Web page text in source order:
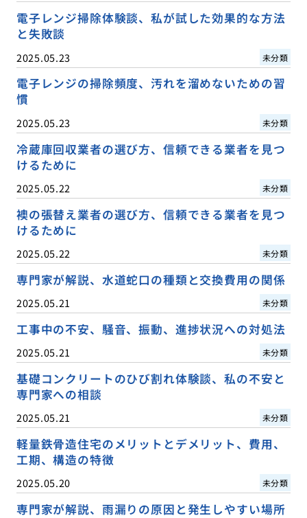
電子レンジ掃除体験談、私が試した効果的な方法
と失敗談
2025.05.23 未分類
電子レンジの掃除頻度、汚れを溜めないための習
慣
2025.05.23 未分類
冷蔵庫回収業者の選び方、信頼できる業者を見つ
けるために
2025.05.22 未分類
襖の張替え業者の選び方、信頼できる業者を見つ
けるために
2025.05.22 未分類
専門家が解説、水道蛇口の種類と交換費用の関係
2025.05.21 未分類
工事中の不安、騒音、振動、進捗状況への対処法
2025.05.21 未分類
基礎コンクリートのひび割れ体験談、私の不安と
専門家への相談
2025.05.21 未分類
軽量鉄骨造住宅のメリットとデメリット、費用、
工期、構造の特徴
2025.05.20 未分類
専門家が解説、雨漏りの原因と発生しやすい場所